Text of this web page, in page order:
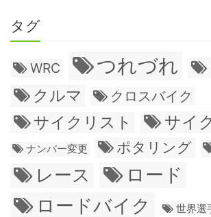
タグ
WRC つれづれ
クルマ クロスバイク
サイクリスト サイ
ナンバー変更 ポタリング
レース
ロード
ロードバイク
世界選